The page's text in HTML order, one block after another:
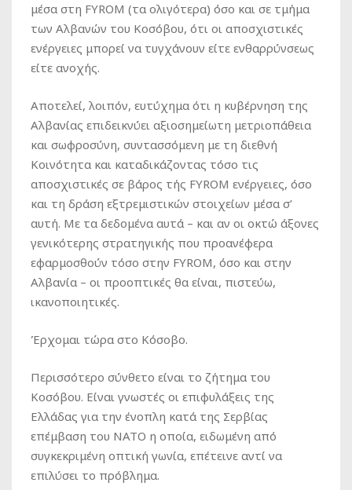
μέσα στη FYROM (τα ολιγότερα) όσο και σε τμήμα
των Αλβανών του Κοσόβου, ότι οι αποσχιστικές
ενέργειες μπορεί να τυγχάνουν είτε ενθαρρύνσεως
είτε ανοχής.
Αποτελεί, λοιπόν, ευτύχημα ότι η κυβέρνηση της
Αλβανίας επιδεικνύει αξιοσημείωτη μετριοπάθεια
και σωφροσύνη, συντασσόμενη με τη διεθνή
Κοινότητα και καταδικάζοντας τόσο τις
αποσχιστικές σε βάρος τής FYROM ενέργειες, όσο
και τη δράση εξτρεμιστικών στοιχείων μέσα σ’
αυτή. Με τα δεδομένα αυτά – και αν οι οκτώ άξονες
γενικότερης στρατηγικής που προανέφερα
εφαρμοσθούν τόσο στην FYROM, όσο και στην
Αλβανία – οι προοπτικές θα είναι, πιστεύω,
ικανοποιητικές.
Έρχομαι τώρα στο Κόσοβο.
Περισσότερο σύνθετο είναι το ζήτημα του
Κοσόβου. Είναι γνωστές οι επιφυλάξεις της
Ελλάδας για την ένοπλη κατά της Σερβίας
επέμβαση του ΝΑΤΟ η οποία, ειδωμένη από
συγκεκριμένη οπτική γωνία, επέτεινε αντί να
επιλύσει το πρόβλημα.